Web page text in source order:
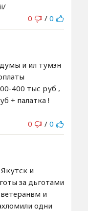
0
/ 0
и ил тумэн
400 тыс руб ,
+ палатка !
0
/ 0
и
за дьготами
и
одни